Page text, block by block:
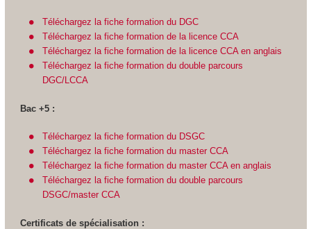
Téléchargez la fiche formation du DGC
Téléchargez la fiche formation de la licence CCA
Téléchargez la fiche formation de la licence CCA en anglais
Téléchargez la fiche formation du double parcours
DGC/LCCA
Bac +5 :
Téléchargez la fiche formation du DSGC
Téléchargez la fiche formation du master CCA
Téléchargez la fiche formation du master CCA en anglais
Téléchargez la fiche formation du double parcours
DSGC/master CCA
Certificats de spécialisation :